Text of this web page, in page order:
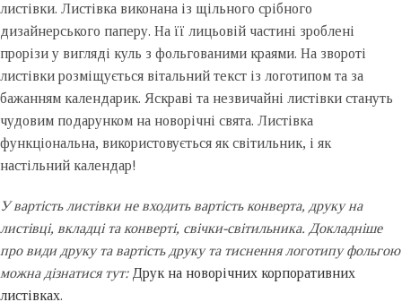
листівки. Листівка виконана із щільного срібного
дизайнерського паперу. На її лицьовій частині зроблені
прорізи у вигляді куль з фольгованими краями. На звороті
листівки розміщується вітальний текст із логотипом та за
бажанням календарик. Яскраві та незвичайні листівки стануть
чудовим подарунком на новорічні свята. Листівка
функціональна, використовується як світильник, і як
настільний календар!
У вартість листівки не входить вартість конверта, друку на
листівці, вкладці та конверті, свічки-світильника. Докладніше
про види друку та вартість друку та тиснення логотипу фольгою
можна дізнатися тут: Друк на новорічних корпоративних
листівках.